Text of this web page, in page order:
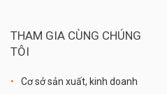
THAM GIA CÙNG CHÚNG
TÔI
Cơ sở sản xuất, kinh doanh